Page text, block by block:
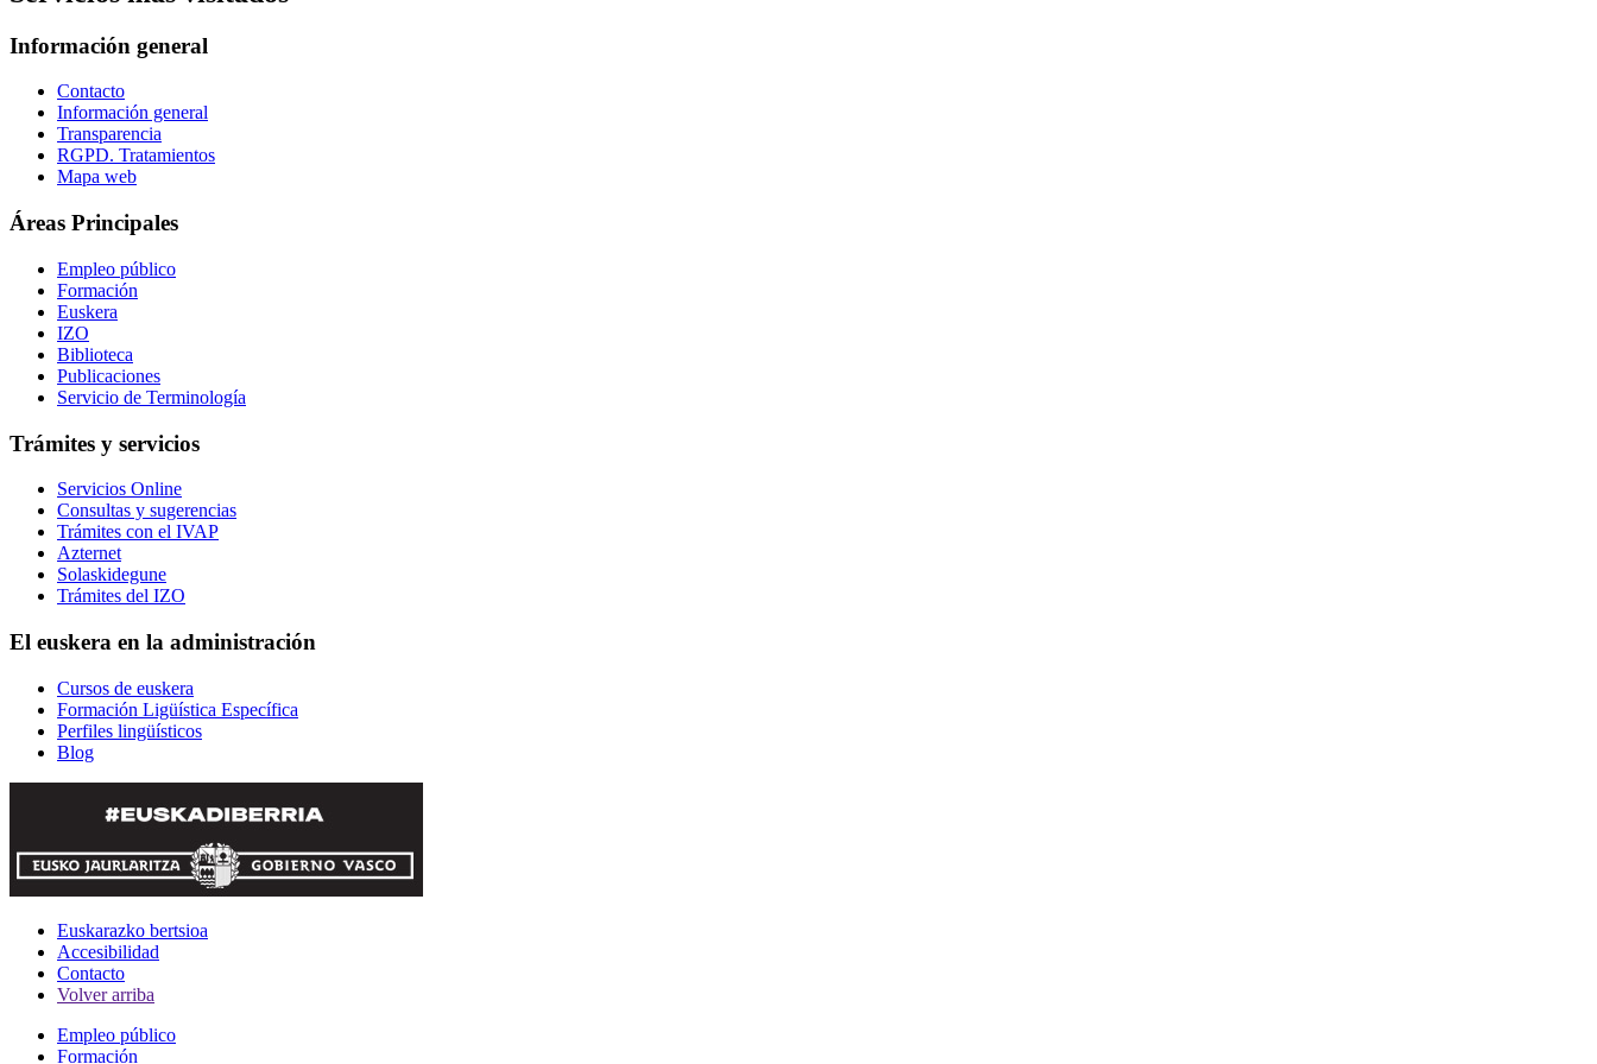
Información general
Contacto
Información general
Transparencia
RGPD. Tratamientos
Mapa web
Áreas Principales
Empleo público
Formación
Euskera
IZO
Biblioteca
Publicaciones
Servicio de Terminología
Trámites y servicios
Servicios Online
Consultas y sugerencias
Trámites con el IVAP
Azternet
Solaskidegune
Trámites del IZO
El euskera en la administración
Cursos de euskera
Formación Ligüística Específica
Perfiles lingüísticos
Blog
Euskarazko bertsioa
Accesibilidad
Contacto
Volver arriba
Empleo público
Formación